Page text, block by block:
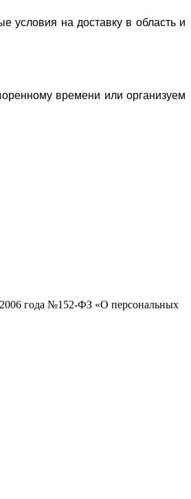
условия на доставку в область и
времени или организуем
года №152-ФЗ «О персональных